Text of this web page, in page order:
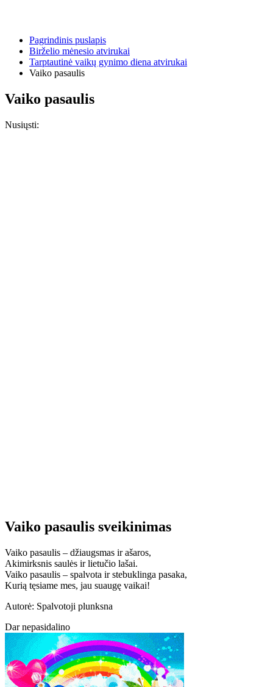
Pagrindinis puslapis
Birželio mėnesio atvirukai
Tarptautinė vaikų gynimo diena atvirukai
Vaiko pasaulis
Vaiko pasaulis
Nusiųsti:
Vaiko pasaulis sveikinimas
Vaiko pasaulis – džiaugsmas ir ašaros,
Akimirksnis saulės ir lietučio lašai.
Vaiko pasaulis – spalvota ir stebuklinga pasaka,
Kurią tęsiame mes, jau suaugę vaikai!
Autorė: Spalvotoji plunksna
Dar nepasidalino